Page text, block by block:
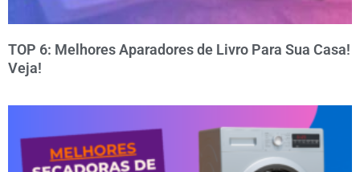
TOP 6: Melhores Aparadores de Livro Para Sua Casa!
Veja!